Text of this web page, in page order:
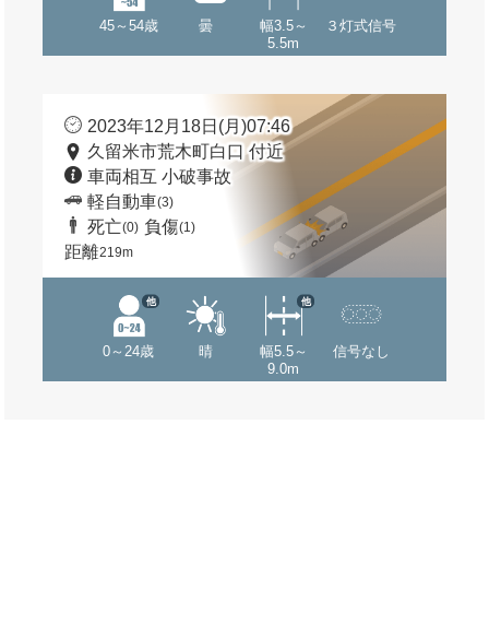
45～54歳 曇
幅3.5～
5.5m
３灯式信号
2023年12月18日(月)07:46
久留米市荒木町白口 付近
車両相互 小破事故
軽自動車(3)
死亡(0) 負傷(1)
距離219m
0～24歳
他
晴
幅5.5～
9.0m
他
信号なし